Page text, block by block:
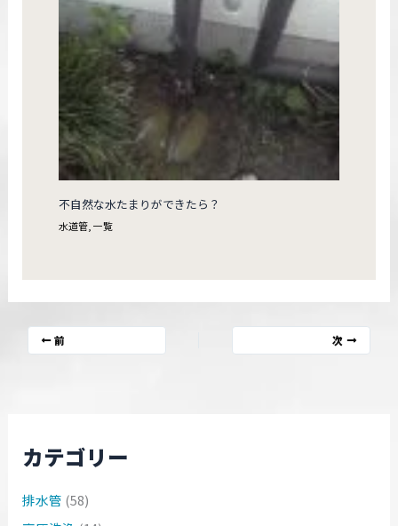
不自然な水たまりができたら？
水道管,一覧
前 次
カテゴリー
排水管 (58)